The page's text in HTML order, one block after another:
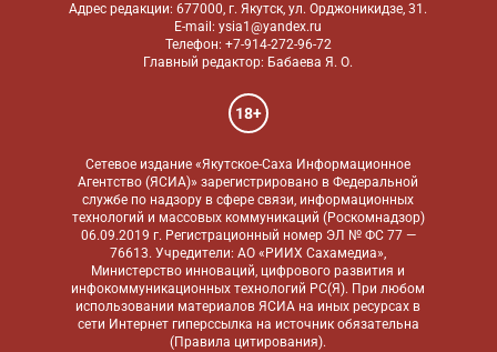
Адрес редакции: 677000, г. Якутск, ул. Орджоникидзе, 31.
E-mail: ysia1@yandex.ru
Телефон: +7-914-272-96-72
Главный редактор: Бабаева Я. О.
18+
Сетевое издание «Якутское-Саха Информационное
Агентство (ЯСИА)» зарегистрировано в Федеральной
службе по надзору в сфере связи, информационных
технологий и массовых коммуникаций (Роскомнадзор)
06.09.2019 г. Регистрационный номер ЭЛ № ФС 77 —
76613. Учредители: АО «РИИХ Сахамедиа»,
Министерство инноваций, цифрового развития и
инфокоммуникационных технологий РС(Я). При любом
использовании материалов ЯСИА на иных ресурсах в
сети Интернет гиперссылка на источник обязательна
(Правила цитирования).